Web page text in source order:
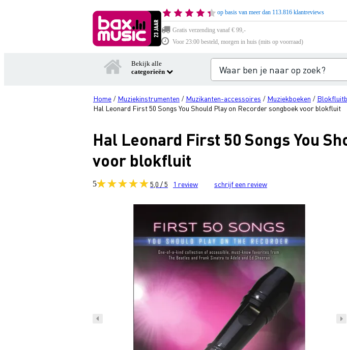
op basis van meer dan 113.816 klantreviews
Gratis verzending vanaf € 99,-
Voor 23:00 besteld, morgen in huis (mits op voorraad)
Bekijk alle
categorieën
Home / Muziekinstrumenten / Muzikanten-accessoires / Muziekboeken /
Hal Leonard First 50 Songs You Should Play on Recorder songboek voor blokfluit
Hal Leonard First 50 Songs You
voor blokfluit
5 5,0 / 5 1 review schrijf een review